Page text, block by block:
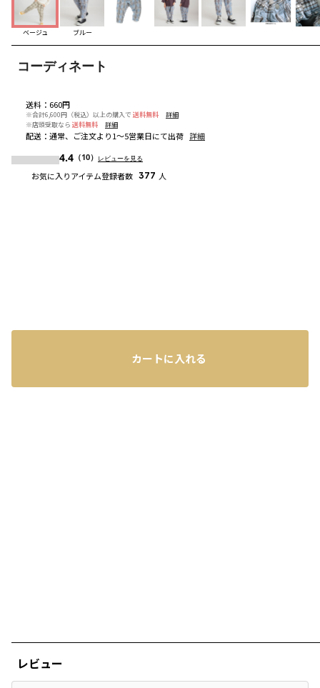
ベージュ ブルー
コーディネート
レビュー
送料 ： 660円
※合計6,600円（税込）以上の購入で 送料無料
詳細
※店頭受取なら 送料無料 詳細
配送 ： 通常、ご注文より1～5営業日にて出荷 詳細
4.4 （10） レビューを見る
お気に入りアイテム登録者数 377 人
カートに入れる